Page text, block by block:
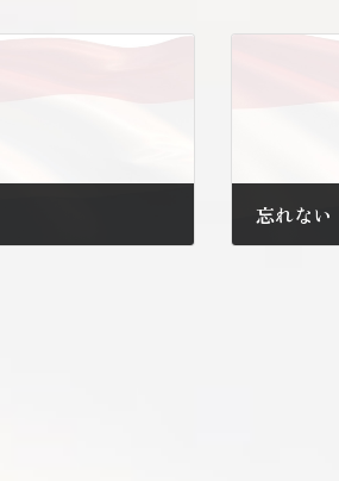
忘れない